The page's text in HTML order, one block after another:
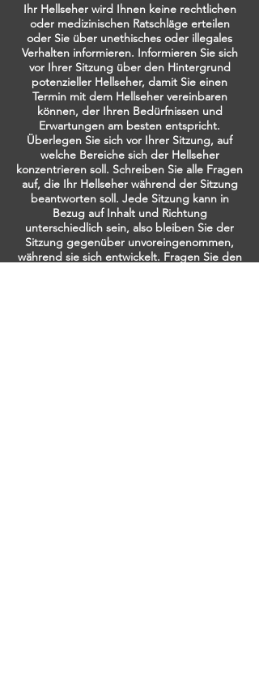
Ihr Hellseher wird Ihnen keine rechtlichen
oder medizinischen Ratschläge erteilen
oder Sie über unethisches oder illegales
Verhalten informieren. Informieren Sie sich
vor Ihrer Sitzung über den Hintergrund
potenzieller Hellseher, damit Sie einen
Termin mit dem Hellseher vereinbaren
können, der Ihren Bedürfnissen und
Erwartungen am besten entspricht.
Überlegen Sie sich vor Ihrer Sitzung, auf
welche Bereiche sich der Hellseher
konzentrieren soll. Schreiben Sie alle Fragen
auf, die Ihr Hellseher während der Sitzung
beantworten soll. Jede Sitzung kann in
Bezug auf Inhalt und Richtung
unterschiedlich sein, also bleiben Sie der
Sitzung gegenüber unvoreingenommen,
während sie sich entwickelt. Fragen Sie den